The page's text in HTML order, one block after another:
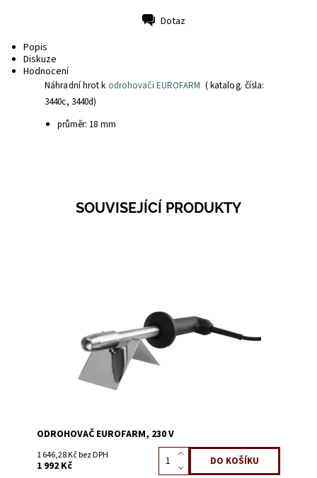
Dotaz
Popis
Diskuze
Hodnocení
Náhradní hrot k odrohovači EUROFARM ( katalog. čísla:
3440c, 3440d)
průměr: 18 mm
SOUVISEJÍCÍ PRODUKTY
ODROHOVAČ EUROFARM, 230 V
1 646,28 Kč bez DPH
1 992 Kč